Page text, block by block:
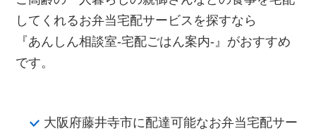
してくれるお弁当宅配サービスを探すなら
『あんしん相談室‐宅配ごはん案内‐』がおすすめ
です。
大阪府藤井寺市に配達可能なお弁当宅配サー